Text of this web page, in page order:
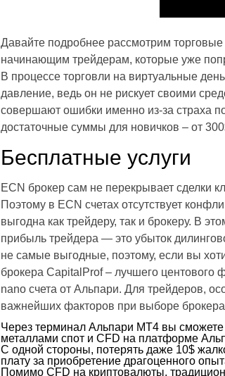
Давайте подробнее рассмотрим
начинающим трейдерам, которые уже
В процессе торговли на виртуальные
давление, ведь он не рискует своими
совершают ошибки именно из-за страха
достаточные суммы для новичков – от
Бесплатные услуги
ECN брокер сам не перекрывает сделки
Поэтому в ECN счетах отсутствует
выгодна как трейдеру, так и брокеру. В
прибыль трейдера — это убыток
не самые выгодные, поэтому, если вы
брокера CapitalProf – лучшего центового
nano счета от Альпари. Для трейдеров,
важнейших факторов при выборе брокера
Через терминал Альпари МТ4 вы
металлами спот и CFD на платформе
С одной стороны, потерять даже 10$
плату за приобретение драгоценного
Помимо CFD на криптовалюты,